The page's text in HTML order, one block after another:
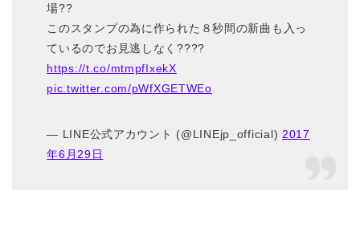
場??
このスタンプの為に作られた８秒間の新曲も入っ
ているのでお見逃しなく????
https://t.co/mtmpfIxekX
pic.twitter.com/pWfXGETWEo
— LINE公式アカウント (@LINEjp_official) 2017
年6月29日